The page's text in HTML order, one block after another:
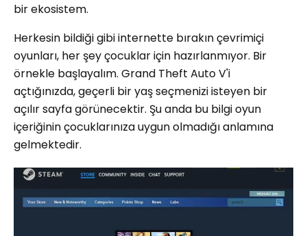
bir ekosistem.
Herkesin bildiği gibi internette bırakın çevrimiçi
oyunları, her şey çocuklar için hazırlanmıyor. Bir
örnekle başlayalım. Grand Theft Auto V'i
açtığınızda, geçerli bir yaş seçmenizi isteyen bir
açılır sayfa görünecektir. Şu anda bu bilgi oyun
içeriğinin çocuklarınıza uygun olmadığı anlamına
gelmektedir.